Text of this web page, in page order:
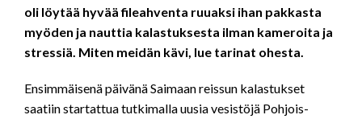
oli löytää hyvää fileahventa ruuaksi ihan pakkasta
myöden ja nauttia kalastuksesta ilman kameroita ja
stressiä. Miten meidän kävi, lue tarinat ohesta.
Ensimmäisenä päivänä Saimaan reissun kalastukset
saatiin startattua tutkimalla uusia vesistöjä Pohjois-